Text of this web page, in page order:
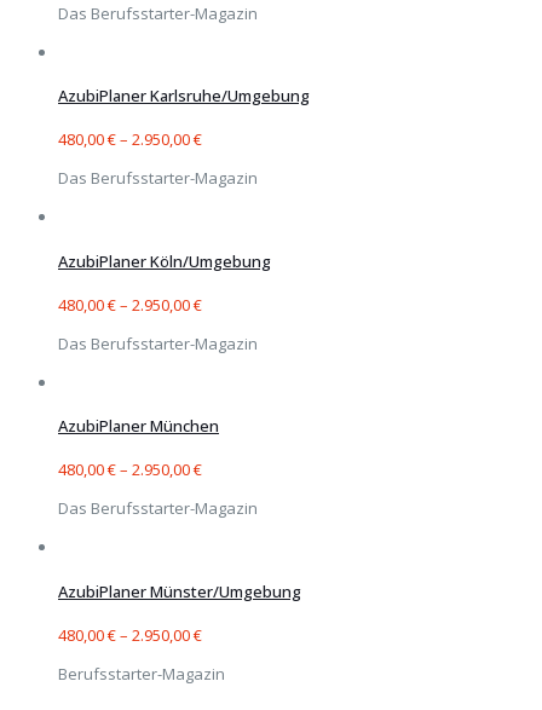
Das Berufsstarter-Magazin
AzubiPlaner Karlsruhe/Umgebung
480,00€– 2.950,00€
Das Berufsstarter-Magazin
AzubiPlaner Köln/Umgebung
480,00€– 2.950,00€
Das Berufsstarter-Magazin
AzubiPlaner München
480,00€– 2.950,00€
Das Berufsstarter-Magazin
AzubiPlaner Münster/Umgebung
480,00€– 2.950,00€
Berufsstarter-Magazin